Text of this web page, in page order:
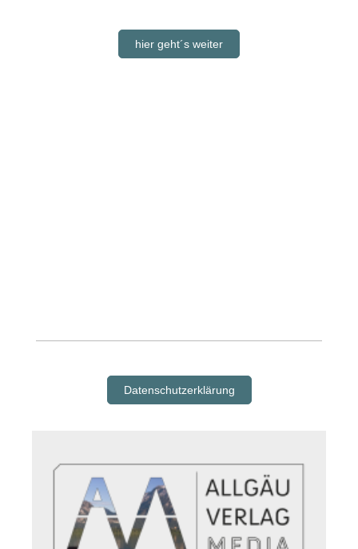
hier geht´s weiter
Datenschutzerklärung